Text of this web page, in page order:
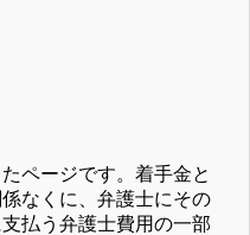
ページです。着手金と
なくに、弁護士にその
払う弁護士費用の一部